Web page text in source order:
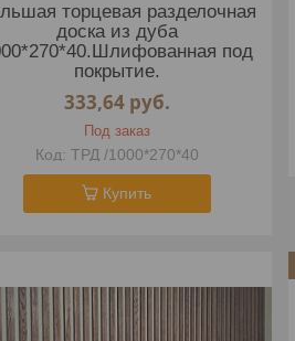
торцевая разделочная
доска из дуба
под
покрытие.
333,64 руб.
Под заказ
ТРД /1000*270*40
Купить